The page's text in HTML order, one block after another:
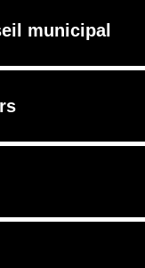
municipal